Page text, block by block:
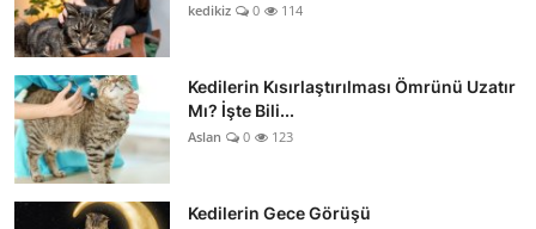
kedikiz 0 114
Kedilerin Kısırlaştırılması Ömrünü Uzatır
Mı? İşte Bili...
Aslan 0 123
Kedilerin Gece Görüşü